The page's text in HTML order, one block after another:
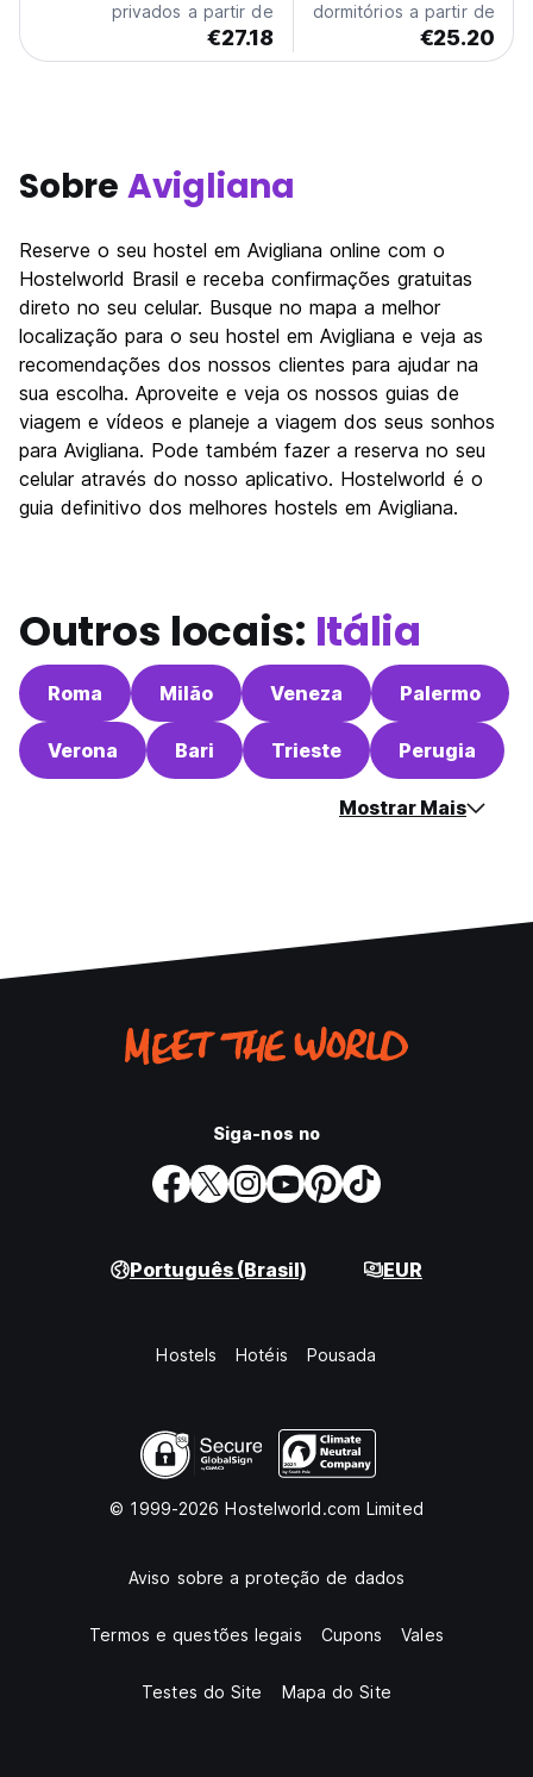
privados a partir de
€27.18
dormitórios a partir de
€25.20
Sobre Avigliana
Reserve o seu hostel em Avigliana online com o
Hostelworld Brasil e receba confirmações gratuitas
direto no seu celular. Busque no mapa a melhor
localização para o seu hostel em Avigliana e veja as
recomendações dos nossos clientes para ajudar na
sua escolha. Aproveite e veja os nossos guias de
viagem e vídeos e planeje a viagem dos seus sonhos
para Avigliana. Pode também fazer a reserva no seu
celular através do nosso aplicativo. Hostelworld é o
guia definitivo dos melhores hostels em Avigliana.
Outros locais: Itália
Roma Milão Veneza Palermo
Verona Bari Trieste Perugia
Mostrar Mais
Siga-nos no
Português (Brasil) EUR
Hostels Hotéis Pousada
© 1999-2026 Hostelworld.com Limited
Aviso sobre a proteção de dados
Termos e questões legais Cupons Vales
Testes do Site Mapa do Site